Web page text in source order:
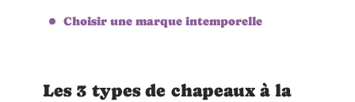
Choisir une marque intemporelle
Les 3 types de chapeaux à la